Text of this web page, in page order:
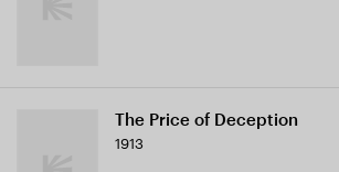
The Price of Deception
1913